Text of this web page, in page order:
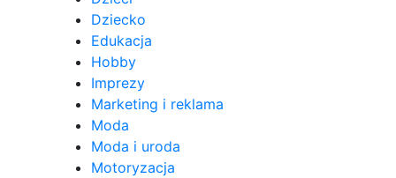
Dziecko
Edukacja
Hobby
Imprezy
Marketing i reklama
Moda
Moda i uroda
Motoryzacja